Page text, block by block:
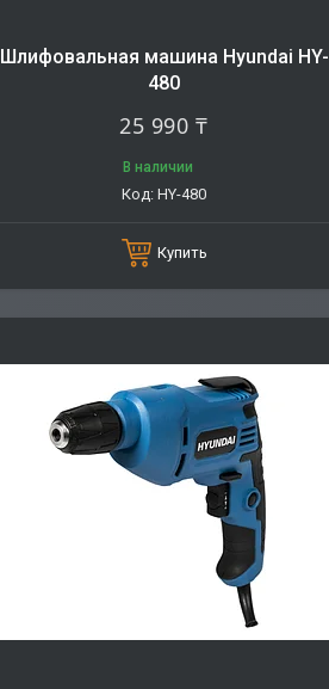
Шлифовальная машина Hyundai HY-
480
25 990 ₸
В наличии
HY-480
Купить